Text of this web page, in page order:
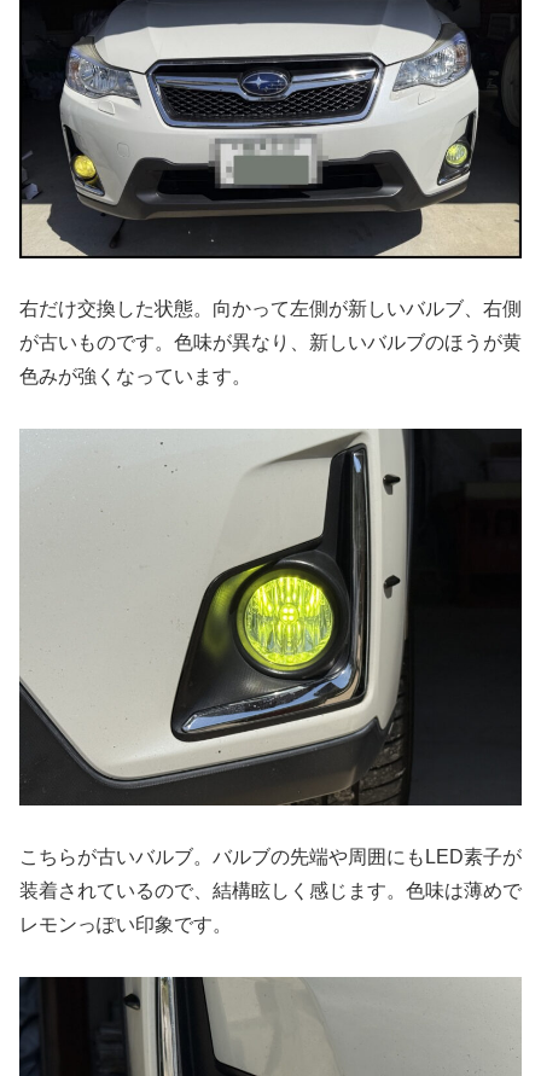
右だけ交換した状態。向かって左側が新しいバルブ、右側
が古いものです。色味が異なり、新しいバルブのほうが黄
色みが強くなっています。
こちらが古いバルブ。バルブの先端や周囲にもLED素子が
装着されているので、結構眩しく感じます。色味は薄めで
レモンっぽい印象です。